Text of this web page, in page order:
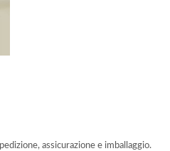
assicurazione e imballaggio.